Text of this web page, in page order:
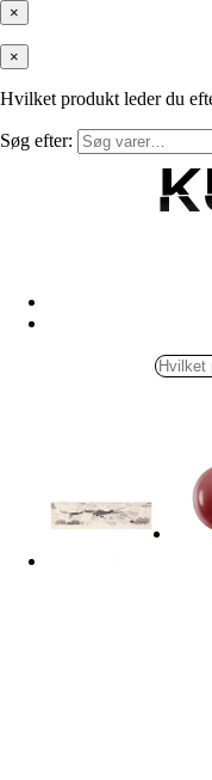
×
×
Hvilket produkt leder du
Søg efter: